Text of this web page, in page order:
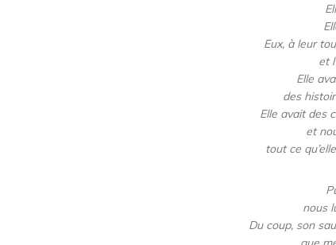
Eux, à leur
et
Elle
des
Elle avait des
et
tout ce
nous
Du coup, son